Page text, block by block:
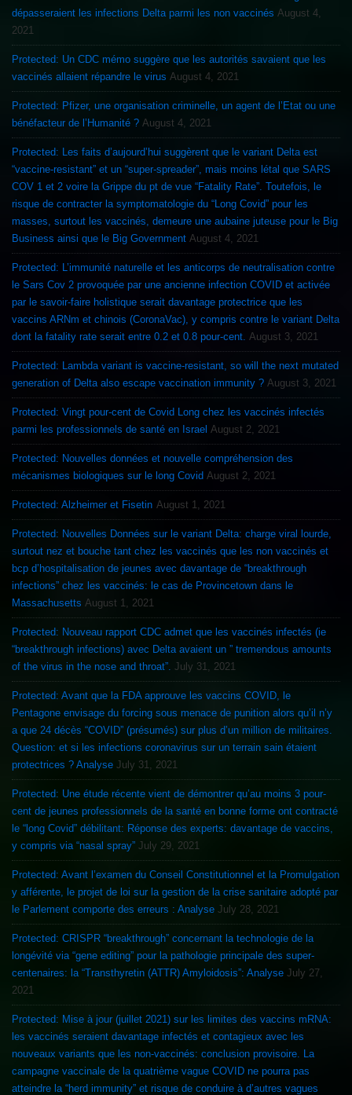
dépasseraient les infections Delta parmi les non vaccinés August 4,
2021
Protected: Un CDC mémo suggère que les autorités savaient que les
vaccinés allaient répandre le virus August 4, 2021
Protected: Pfizer, une organisation criminelle, un agent de l’Etat ou une
bénéfacteur de l’Humanité ? August 4, 2021
Protected: Les faits d’aujourd’hui suggèrent que le variant Delta est
“vaccine-resistant” et un “super-spreader”, mais moins létal que SARS
COV 1 et 2 voire la Grippe du pt de vue “Fatality Rate”. Toutefois, le
risque de contracter la symptomatologie du “Long Covid” pour les
masses, surtout les vaccinés, demeure une aubaine juteuse pour le Big
Business ainsi que le Big Government August 4, 2021
Protected: L’immunité naturelle et les anticorps de neutralisation contre
le Sars Cov 2 provoquée par une ancienne infection COVID et activée
par le savoir-faire holistique serait davantage protectrice que les
vaccins ARNm et chinois (CoronaVac), y compris contre le variant Delta
dont la fatality rate serait entre 0.2 et 0.8 pour-cent. August 3, 2021
Protected: Lambda variant is vaccine-resistant, so will the next mutated
generation of Delta also escape vaccination immunity ? August 3, 2021
Protected: Vingt pour-cent de Covid Long chez les vaccinés infectés
parmi les professionnels de santé en Israel August 2, 2021
Protected: Nouvelles données et nouvelle compréhension des
mécanismes biologiques sur le long Covid August 2, 2021
Protected: Alzheimer et Fisetin August 1, 2021
Protected: Nouvelles Données sur le variant Delta: charge viral lourde,
surtout nez et bouche tant chez les vaccinés que les non vaccinés et
bcp d’hospitalisation de jeunes avec davantage de “breakthrough
infections” chez les vaccinés: le cas de Provincetown dans le
Massachusetts August 1, 2021
Protected: Nouveau rapport CDC admet que les vaccinés infectés (ie
“breakthrough infections) avec Delta avaient un ” tremendous amounts
of the virus in the nose and throat”. July 31, 2021
Protected: Avant que la FDA approuve les vaccins COVID, le
Pentagone envisage du forcing sous menace de punition alors qu’il n’y
a que 24 décès “COVID” (présumés) sur plus d’un million de militaires.
Question: et si les infections coronavirus sur un terrain sain étaient
protectrices ? Analyse July 31, 2021
Protected: Une étude récente vient de démontrer qu’au moins 3 pour-
cent de jeunes professionnels de la santé en bonne forme ont contracté
le “long Covid” débilitant: Réponse des experts: davantage de vaccins,
y compris via “nasal spray” July 29, 2021
Protected: Avant l’examen du Conseil Constitutionnel et la Promulgation
y afférente, le projet de loi sur la gestion de la crise sanitaire adopté par
le Parlement comporte des erreurs : Analyse July 28, 2021
Protected: CRISPR “breakthrough” concernant la technologie de la
longévité via “gene editing” pour la pathologie principale des super-
centenaires: la “Transthyretin (ATTR) Amyloidosis”: Analyse July 27,
2021
Protected: Mise à jour (juillet 2021) sur les limites des vaccins mRNA:
les vaccinés seraient davantage infectés et contagieux avec les
nouveaux variants que les non-vaccinés: conclusion provisoire. La
campagne vaccinale de la quatrième vague COVID ne pourra pas
atteindre la “herd immunity” et risque de conduire à d’autres vagues